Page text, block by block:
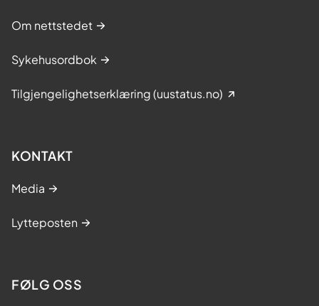
Om nettstedet
Sykehusordbok
Tilgjengelighetserklæring (uustatus.no)
KONTAKT
Media
Lytteposten
FØLG OSS